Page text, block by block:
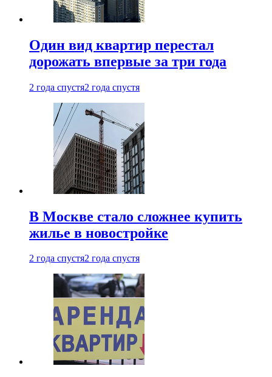
Один вид квартир перестал
дорожать впервые за три года
2 года спустя2 года спустя
В Москве стало сложнее купить
жилье в новостройке
2 года спустя2 года спустя